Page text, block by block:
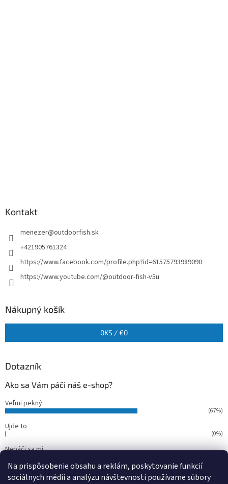
Na prispôsobenie obsahu a reklám, poskytovanie funkcií
sociálnych médií a analýzu návštevnosti používame súbory
Kontakt
menezer@outdoorfish.sk
+421905761324
https://www.facebook.com/profile.php?id=61575793989090
https://www.youtube.com/@outdoor-fish-v5u
Nákupný košík
0KS /€0
Dotazník
Ako sa Vám páči náš e-shop?
Veľmi pekný
(67%)
Ujde to
(0%)
Nepáči sa mi
Počet hlasov: 15